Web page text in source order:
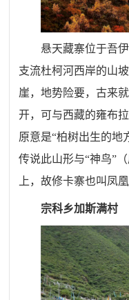
悬天藏寨位于吾
支流杜柯河西岸的山
崖，地势险要，古来
开，可与西藏的雍布
原意是“柏树出生的地
传说此山形与“神鸟”
上，故修卡寨也叫凤凰
宗科乡加斯满村